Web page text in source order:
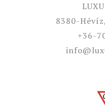
8380-
+36-